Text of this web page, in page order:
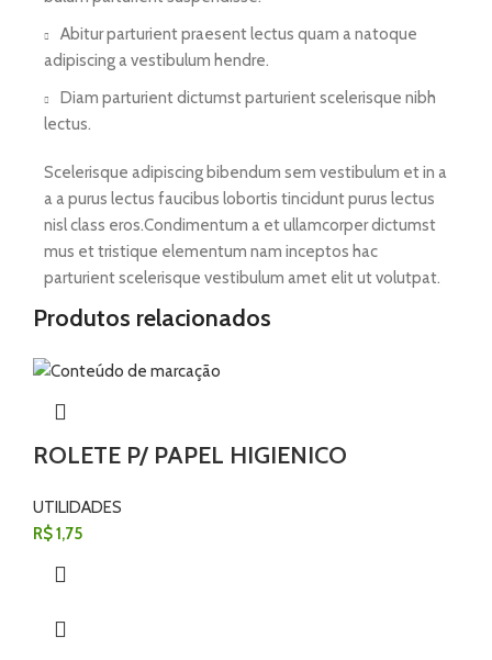
Abitur parturient praesent lectus quam a natoque
adipiscing a vestibulum hendre.
Diam parturient dictumst parturient scelerisque nibh
lectus.
Scelerisque adipiscing bibendum sem vestibulum et in a
a a purus lectus faucibus lobortis tincidunt purus lectus
nisl class eros.Condimentum a et ullamcorper dictumst
mus et tristique elementum nam inceptos hac
parturient scelerisque vestibulum amet elit ut volutpat.
Produtos relacionados
ROLETE P/ PAPEL HIGIENICO
UTILIDADES
R$1,75